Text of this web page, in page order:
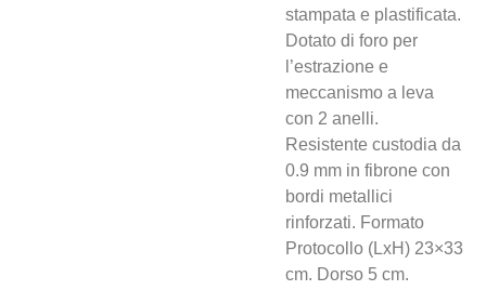
stampata e plastificata.
Dotato di foro per
l’estrazione e
meccanismo a leva
con 2 anelli.
Resistente custodia da
0.9 mm in fibrone con
bordi metallici
rinforzati. Formato
Protocollo (LxH) 23×33
cm. Dorso 5 cm.